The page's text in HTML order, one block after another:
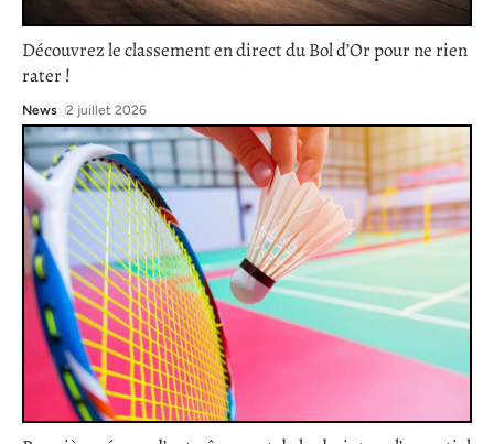
Découvrez le classement en direct du Bol d’Or pour ne rien
rater !
News 2 juillet 2026